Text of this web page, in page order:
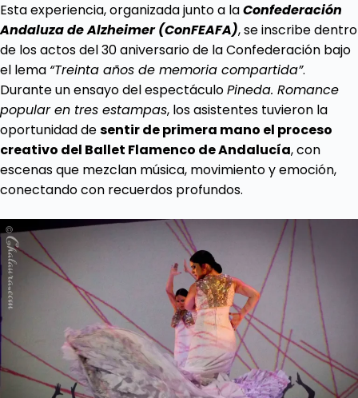
Esta experiencia, organizada junto a laConfederación
Andaluza de Alzheimer (ConFEAFA), se inscribe dentro
de los actos del 30 aniversario de la Confederación bajo
el lema “Treinta años de memoria compartida”.
Durante un ensayo del espectáculoPineda. Romance
popular en tres estampas, los asistentes tuvieron la
oportunidad desentir de primera mano el proceso
creativo del Ballet Flamenco de Andalucía, con
escenas que mezclan música, movimiento y emoción,
conectando con recuerdos profundos.